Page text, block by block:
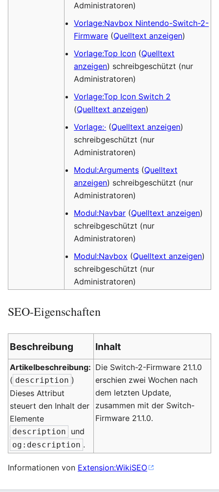
Administratoren)
Vorlage:Navbox Nintendo-Switch-2-
Firmware (Quelltext anzeigen)
Vorlage:Top Icon (Quelltext
anzeigen) schreibgeschützt (nur
Administratoren)
Vorlage:Top Icon Switch 2
(Quelltext anzeigen)
Vorlage:· (Quelltext anzeigen)
schreibgeschützt (nur
Administratoren)
Modul:Arguments (Quelltext
anzeigen) schreibgeschützt (nur
Administratoren)
Modul:Navbar (Quelltext anzeigen)
schreibgeschützt (nur
Administratoren)
Modul:Navbox (Quelltext anzeigen)
schreibgeschützt (nur
Administratoren)
SEO-Eigenschaften
Beschreibung Inhalt
Artikelbeschreibung:
( description )
Dieses Attribut
steuert den Inhalt der
Elemente
description und
og:description .
Die Switch-2-Firmware 21.1.0
erschien zwei Wochen nach
dem letzten Update,
zusammen mit der Switch-
Firmware 21.1.0.
Informationen von Extension:WikiSEO